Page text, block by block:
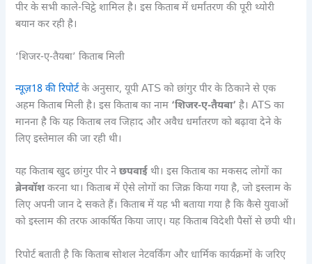
पीर के सभी काले-चिट्ठे शामिल है। इस किताब में धर्मांतरण की पूरी थ्योरी
बयान कर रही है।
‘शिजर-ए-तैयबा’ किताब मिली
न्यूज़18 की रिपोर्टके अनुसार, यूपी ATS को छांगुर पीर के ठिकाने से एक
अहम किताब मिली है। इस किताब का नाम ‘शिजर-ए-तैयबा’ है। ATS का
मानना है कि यह किताब लव जिहाद और अवैध धर्मांतरण को बढ़ावा देने के
लिए इस्तेमाल की जा रही थी।
यह किताब खुद छांगुर पीर नेछपवाई थी। इस किताब का मकसद लोगों का
ब्रेनवॉश करना था। किताब में ऐसे लोगों का जिक्र किया गया है, जो इस्लाम के
लिए अपनी जान दे सकते हैं। किताब में यह भी बताया गया है कि कैसे युवाओं
को इस्लाम की तरफ आकर्षित किया जाए। यह किताब विदेशी पैसों से छपी थी।
रिपोर्ट बताती है कि किताब सोशल नेटवर्किंग और धार्मिक कार्यक्रमों के जरिए